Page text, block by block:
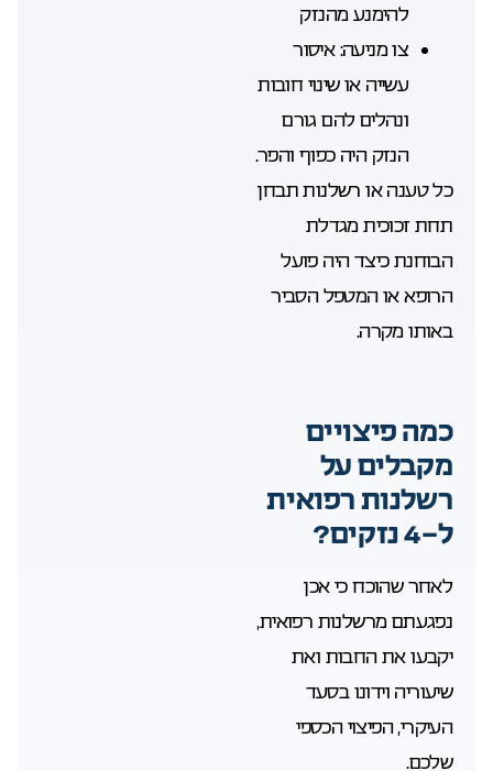
להימנע מהנזק
צו מניעה: איסור
עשייה או שינוי חובות
ונהלים להם גורם
הנזק היה כפוף והפר.
כל טענה או רשלנות תבחן
תחת זכוכית מגדלת
הבוחנת כיצד היה פועל
הרופא או המטפל הסביר
באותו מקרה.
כמה פיצויים
מקבלים על
רשלנות רפואית
ל-4 נזקים?
לאחר שהוכח כי אכן
נפגעתם מרשלנות רפואית,
יקבעו את החבות ואת
שיעוריה וידונו בסעד
העיקרי, הפיצוי הכספי
שלכם.